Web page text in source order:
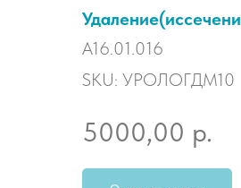
A16.01.016
SKU: УРОЛОГДМ10
5000,00 р.